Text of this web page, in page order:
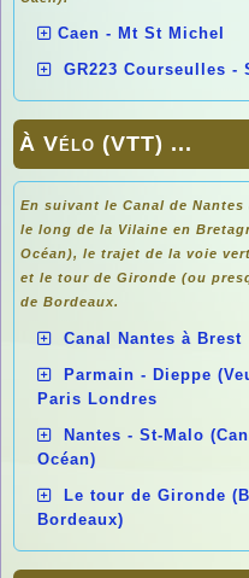
Caen - Mt St Michel
GR223 Courseulles -
À Vélo (VTT) ...
En suivant le Canal de
le long de la Vilaine en
Océan), le trajet de la voie
et le tour de Gironde (ou
de Bordeaux.
Canal Nantes à Brest
Parmain - Dieppe
Paris Londres
Nantes - St-Malo
Océan)
Le tour de Gironde
Bordeaux)